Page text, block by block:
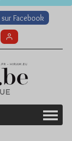
sur Facebook